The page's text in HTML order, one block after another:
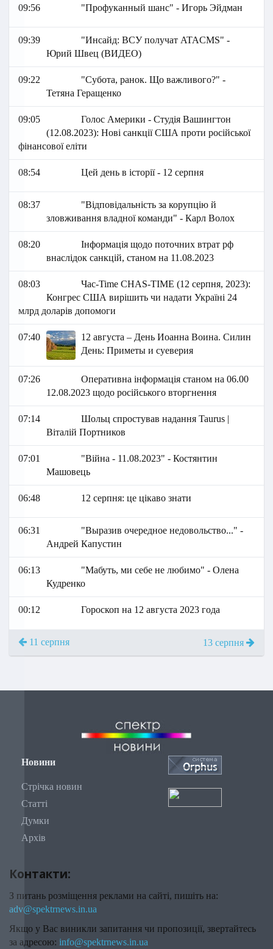
09:56 "Профуканный шанс" - Игорь Эйдман
09:39
"Инсайд: ВСУ получат ATACMS" -
Юрий Швец (ВИДЕО)
09:22
"Субота, ранок. Що важливого?" -
Тетяна Геращенко
09:05
Голос Америки - Студія Вашингтон
(12.08.2023): Нові санкції США проти російської
фінансової еліти
08:54 Цей день в історії - 12 серпня
08:37
"Відповідальність за корупцію й
зловживання владної команди" - Карл Волох
08:20
Інформація щодо поточних втрат рф
внаслідок санкцій, станом на 11.08.2023
08:03
Час-Time CHAS-TIME (12 серпня, 2023):
Конгрес США вирішить чи надати Україні 24
млрд доларів допомоги
07:40
12 августа – День Иоанна Воина. Силин
День: Приметы и суеверия
07:26
Оперативна інформація станом на 06.00
12.08.2023 щодо російського вторгнення
07:14
Шольц спростував надання Taurus |
Віталій Портников
07:01
"Війна - 11.08.2023" - Костянтин
Машовець
06:48 12 серпня: це цікаво знати
06:31
"Выразив очередное недовольство..." -
Андрей Капустин
06:13
"Мабуть, ми себе не любимо" - Олена
Кудренко
00:12 Гороскоп на 12 августа 2023 года
11 серпня 13 серпня
Новини
Стрічка новин
Статті
Думки
Архів
Контакти:
З питань розміщення реклами на сайті, пишіть на:
adv@spektrnews.in.ua
Якщо у Вас виникли запитання чи пропозиції, звертайтесь
за адресою: info@spektrnews.in.ua